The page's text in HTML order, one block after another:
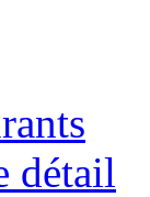
détail